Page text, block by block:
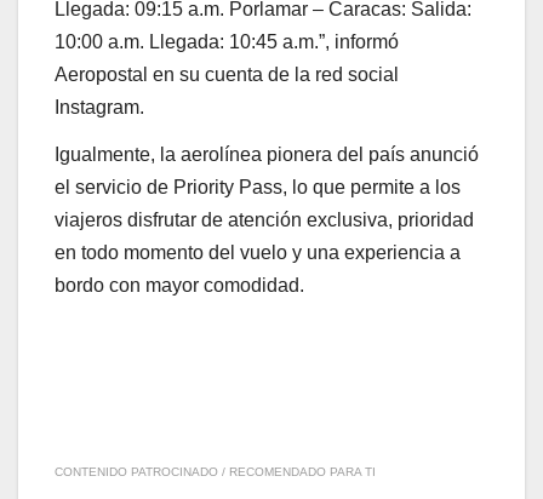
Llegada: 09:15 a.m. Porlamar – Caracas: Salida:
10:00 a.m. Llegada: 10:45 a.m.”, informó
Aeropostal en su cuenta de la red social
Instagram.
Igualmente, la aerolínea pionera del país anunció
el servicio de Priority Pass, lo que permite a los
viajeros disfrutar de atención exclusiva, prioridad
en todo momento del vuelo y una experiencia a
bordo con mayor comodidad.
CONTENIDO PATROCINADO / RECOMENDADO PARA TI